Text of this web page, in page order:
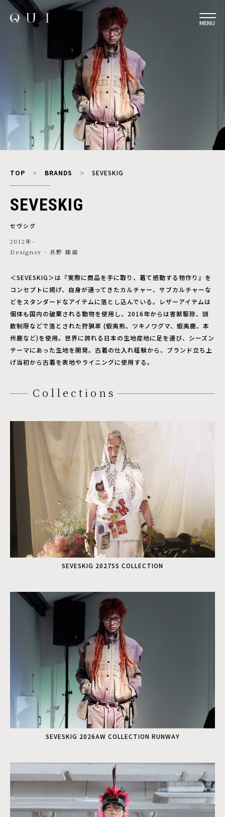
MENU
TOP BRANDS SEVESKIG
SEVESKIG
セヴシグ
2012年-
Designer - 長野 剛織
＜SEVESKIG＞は『実際に商品を手に取り、着て感動する物作り』を
コンセプトに掲げ、自身が通ってきたカルチャー、サブカルチャーな
どをスタンダードなアイテムに落とし込んでいる。レザーアイテムは
個体も国内の破棄される動物を使用し、2016年からは害獣駆除、頭
数制限などで落とされた狩猟革 (蝦夷熊、ツキノワグマ、蝦夷鹿、本
州鹿など)を使用。世界に誇れる日本の生地産地に足を運び、シーズン
テーマにあった生地を開発。古着の仕入れ経験から、ブランド立ち上
げ当初から古着を表地やライニングに使用する。
Collections
SEVESKIG 2027SS COLLECTION
SEVESKIG 2026AW COLLECTION RUNWAY